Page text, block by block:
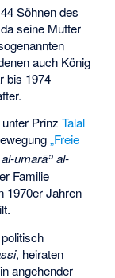
Söhnen des
seine Mutter
auch König
bis 1974
unter PrinzTalal
„Freie
al-umarāʾ al-
Familie
1970er Jahren
, heiraten
angehender